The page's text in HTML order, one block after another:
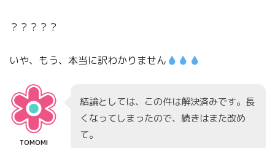
？？？？？
いや、もう、本当に訳わかりません
TOMOMI
結論としては、この件は解決済みです。長
くなってしまったので、続きはまた改め
て。